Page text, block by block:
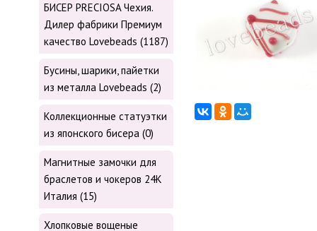
БИСЕР PRECIOSA Чехия.
Дилер фабрики Премиум
качество Lovebeads (1187)
Бусины, шарики, пайетки
из металла Lovebeads (2)
Коллекционные статуэтки
из японского бисера (0)
Магнитные замочки для
браслетов и чокеров 24К
Италия (15)
Хлопковые вощеные